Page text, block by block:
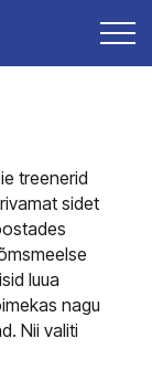
treenerid
sidet
luua
nagu
Nii valiti